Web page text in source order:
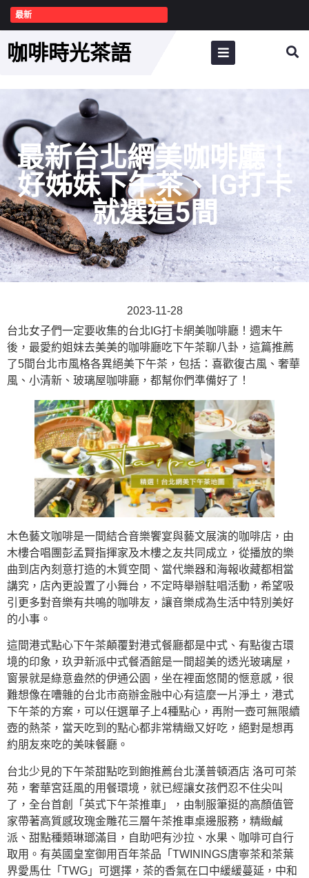
最新
咖啡時光茶語
最新台北網美咖啡廳！
好姊妹下午茶、IG打卡
就選這5間
2023-11-28
台北女子們一定要收集的台北IG打卡網美咖啡廳！週末午
後，最愛約姐妹去美美的咖啡廳吃下午茶聊八卦，這篇推薦
了5間台北市風格各異絕美下午茶，包括：喜歡復古風、奢華
風、小清新、玻璃屋咖啡廳，都幫你們準備好了！
木色藝文咖啡是一間結合音樂饗宴與藝文展演的咖啡店，由
木樓合唱團彭孟賢指揮家及木樓之友共同成立，從播放的樂
曲到店內刻意打造的木質空間、當代樂器和海報收藏都相當
講究，店內更設置了小舞台，不定時舉辦駐唱活動，希望吸
引更多對音樂有共鳴的咖啡友，讓音樂成為生活中特別美好
的小事。
這間港式點心下午茶顛覆對港式餐廳都是中式、有點復古環
境的印象，玖尹新派中式餐酒館是一間超美的透光玻璃屋，
窗景就是綠意盎然的伊通公園，坐在裡面悠閒的愜意感，很
難想像在嘈雜的台北市商辦金融中心有這麼一片淨土，港式
下午茶的方案，可以任選單子上4種點心，再附一壺可無限續
壺的熱茶，當天吃到的點心都非常精緻又好吃，絕對是想再
約朋友來吃的美味餐廳。
台北少見的下午茶甜點吃到飽推薦台北漢普頓酒店 洛可可茶
苑，奢華宮廷風的用餐環境，就已經讓女孩們忍不住尖叫
了，全台首創「英式下午茶推車」，由制服筆挺的高顏值管
家帶著高質感玫瑰金雕花三層午茶推車桌邊服務，精緻鹹
派、甜點種類琳瑯滿目，自助吧有沙拉、水果、咖啡可自行
取用。有英國皇室御用百年茶品「TWININGS唐寧茶和茶葉
界愛馬仕「TWG」可選擇，茶的香氣在口中緩緩蔓延，中和